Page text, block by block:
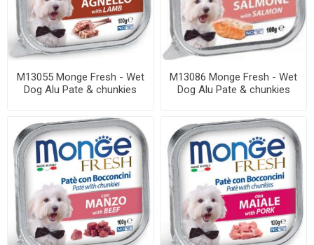
M13055 Monge Fresh - Wet
Dog Alu Pate & chunkies
M13086 Monge Fresh - Wet
Dog Alu Pate & chunkies